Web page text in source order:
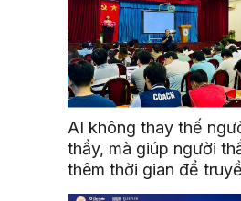
AI không thay thế
thầy, mà giúp người
thêm thời gian để
cảm hứng